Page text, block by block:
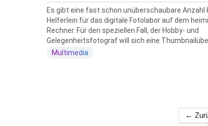
Es gibt eine fast schon unüberschaubare Anzahl
Helferlein für das digitale Fotolabor auf dem
Rechner. Für den speziellen Fall, der Hobby- und
Gelegenheitsfotograf will sich eine
Multimedia
←